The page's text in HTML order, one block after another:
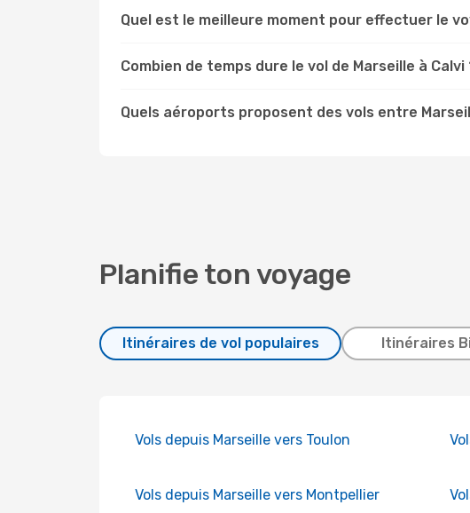
Quel est le meilleure moment pour effectuer le
Combien de temps dure le vol de Marseille à Calvi
Quels aéroports proposent des vols entre
Planifie ton voyage
Itinéraires de vol populaires Itinéraires
Vols depuis Marseille vers Toulon
Vols depuis Marseille vers Montpellier